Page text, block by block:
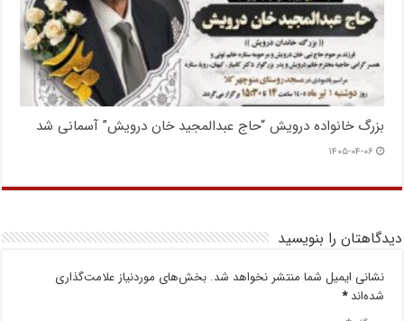
بزرگ خانواده درویش “حاج عبدالمجید خان درویش” آسمانی شد
۱۴۰۵-۰۴-۰۶
دیدگاهتان را بنویسید
نشانی ایمیل شما منتشر نخواهد شد. بخش‌های موردنیاز علامت‌گذاری
شده‌اند*